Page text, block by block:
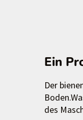
Ein
Der
des